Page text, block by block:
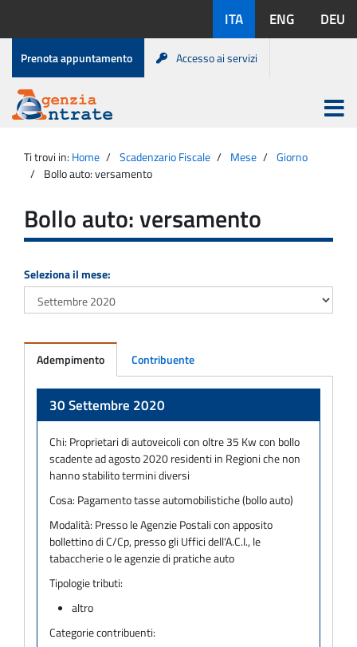
contenuto
disponibili:
ITA ENG DEU
Menu
di
servizio
Prenota appuntamento Accesso ai servizi
Agenzia
Entrate
Apri
menu
principale
Ti trovi in: Home Scadenzario Fiscale Mese
Giorno
Bollo auto: versamento
Bollo auto: versamento
Seleziona il mese:
Adempimento Contribuente
30 Settembre 2020
Chi: Proprietari di autoveicoli con oltre 35 Kw con bollo
scadente ad agosto 2020 residenti in Regioni che non
hanno stabilito termini diversi
Cosa: Pagamento tasse automobilistiche (bollo auto)
Modalità: Presso le Agenzie Postali con apposito
bollettino di C/Cp, presso gli Uffici dell'A.C.I., le
tabaccherie o le agenzie di pratiche auto
Tipologie tributi:
altro
Categorie contribuenti: